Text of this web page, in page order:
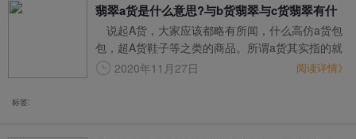
翡翠a货是什么意思?与b货翡翠与c货翡翠有什
么区别?
说起A货，大家应该都略有所闻，什么高仿a货包
包，超A货鞋子等之类的商品。所谓a货其实指的就
是一些著名高档奢侈品牌的仿冒品，那么翡翠a货是
2020年11月27日 阅读详情》
标签: